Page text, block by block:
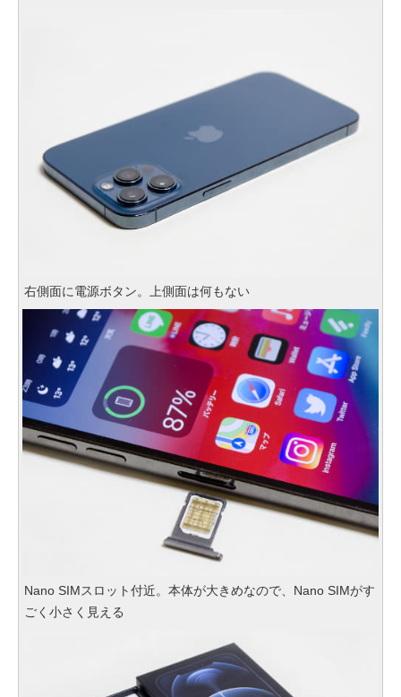
右側面に電源ボタン。上側面は何もない
Nano SIMスロット付近。本体が大きめなので、Nano SIMがす
ごく小さく見える